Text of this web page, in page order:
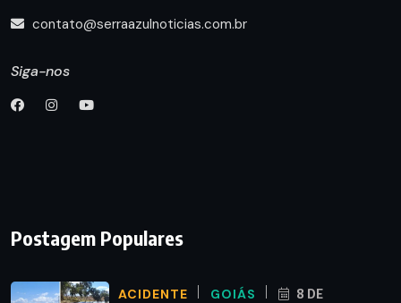
contato@serraazulnoticias.com.br
Siga-nos
Postagem Populares
ACIDENTE GOIÁS
8 DE